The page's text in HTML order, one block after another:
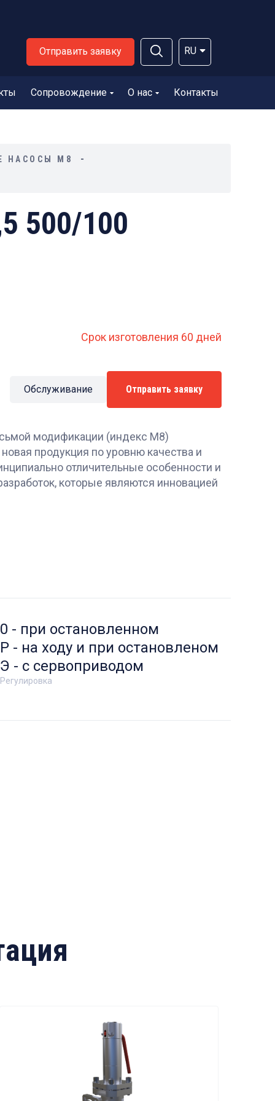
Отправить заявку RU
Сопровождение О нас Контакты
НАСОСЫ М8
500/100
Срок изготовления 60 дней
Обслуживание Отправить заявку
модификации (индекс М8)
продукция по уровню качества и
отличительные особенности и
которые являются инновацией
Регулировка
0 - при остановленном
Р - на ходу и при остановленом
Э - с сервоприводом